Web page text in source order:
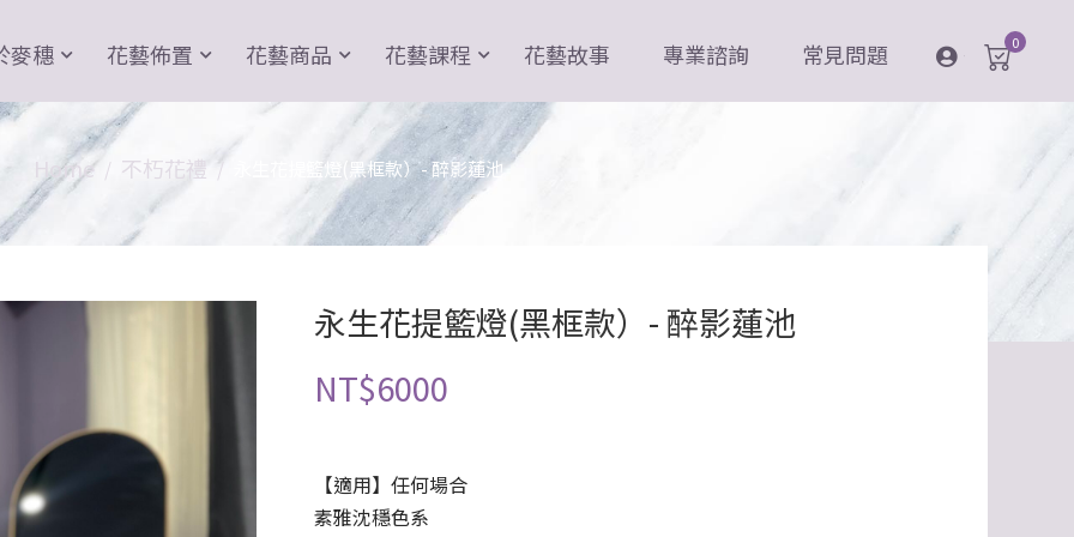
麥穗 花藝佈置 花藝商品 花藝課程 花藝故事 專業諮詢 常見問題 登入 0
Home 不朽花禮 永生花提籃燈(黑框款）- 醉影蓮池
永生花提籃燈(黑框款）- 醉影蓮池
NT$6000
【適用】任何場合
素雅沈穩色系